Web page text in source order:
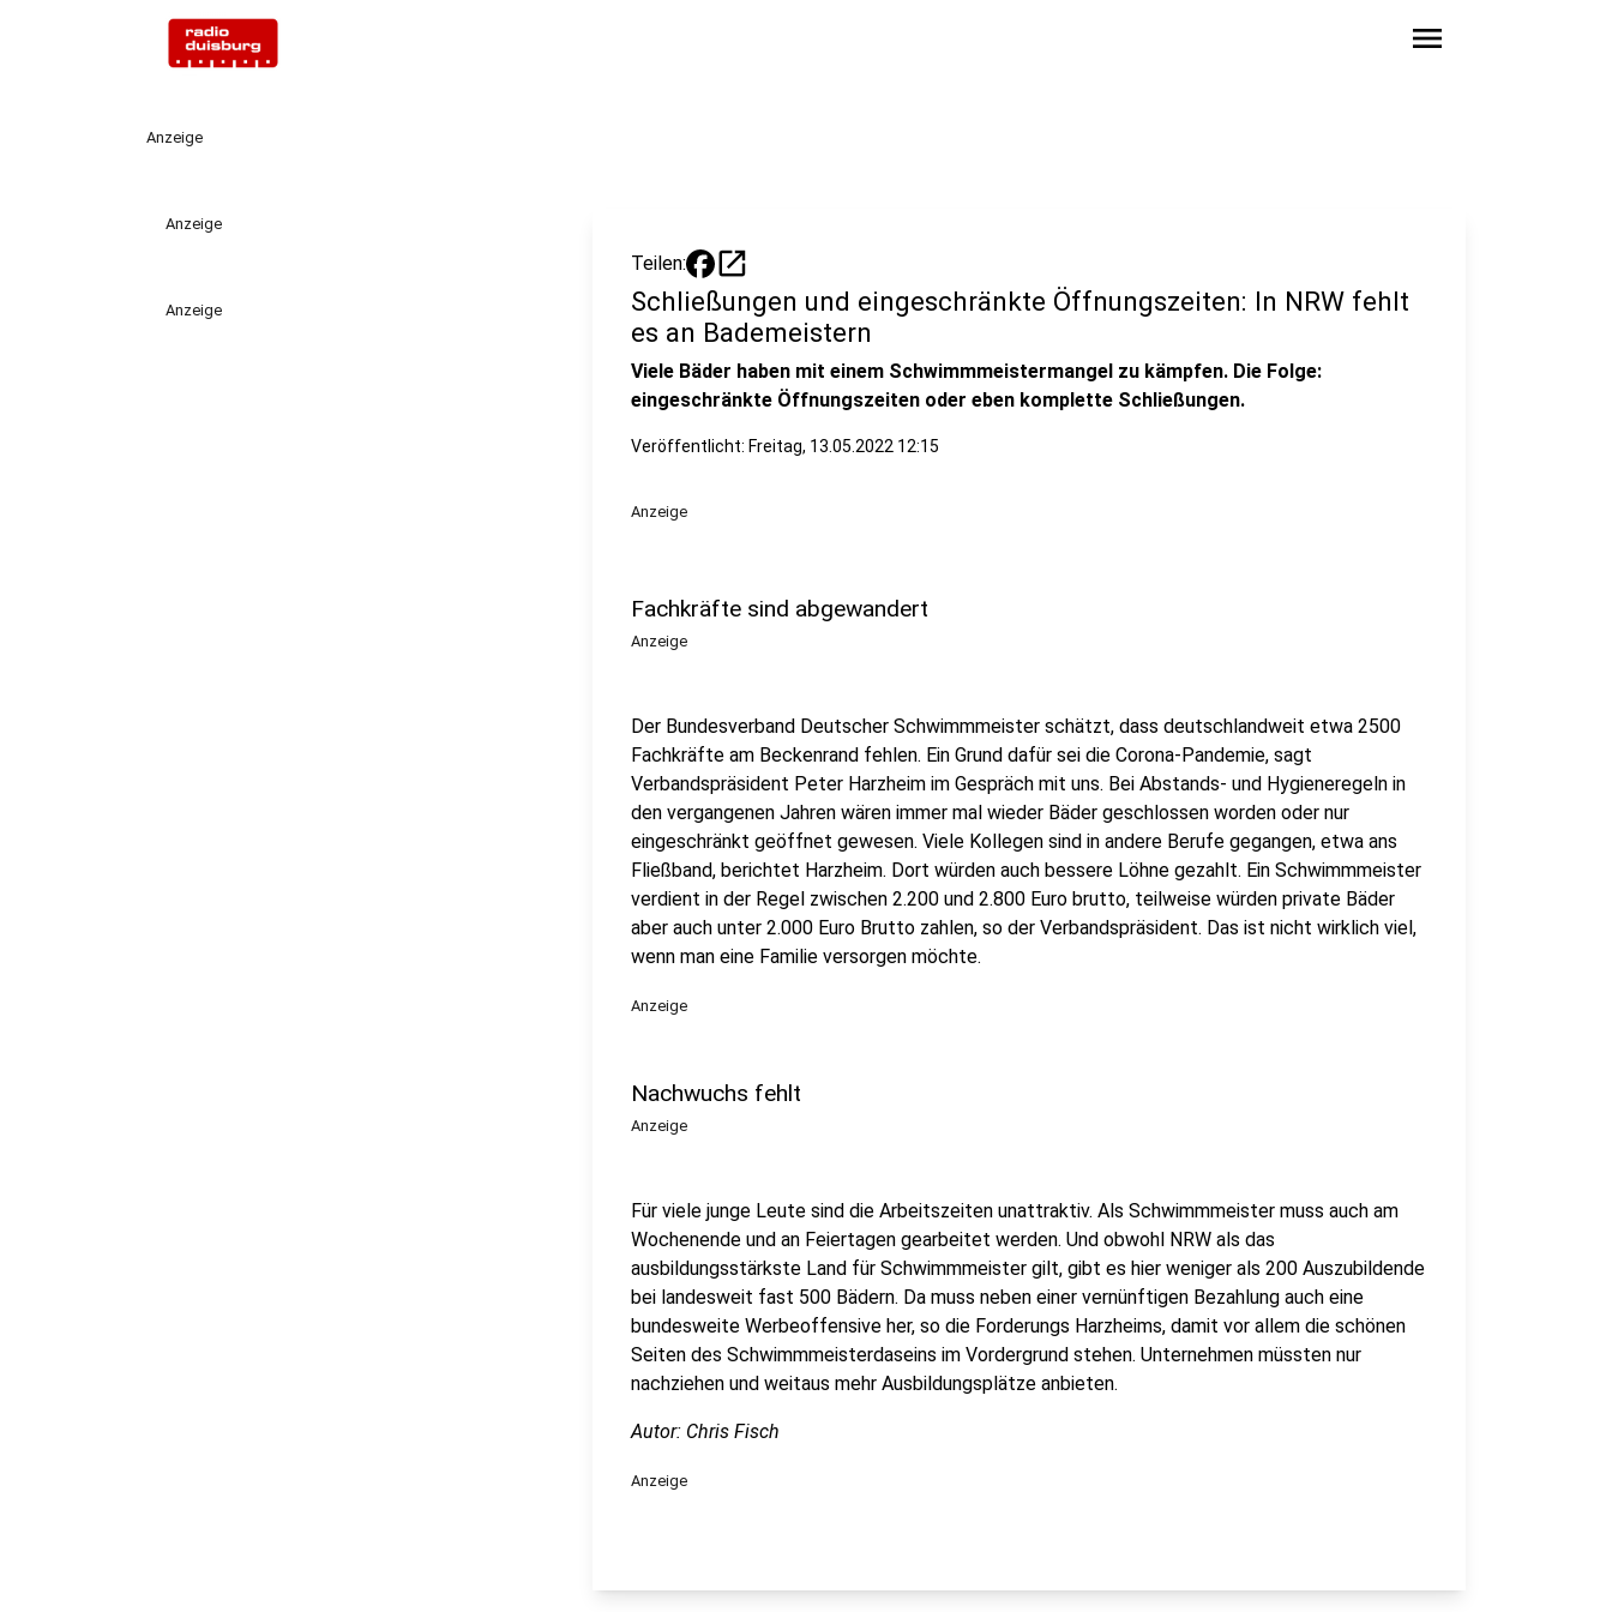
menu
Anzeige
Anzeige
Anzeige
Teilen: open_in_new
Schließungen und eingeschränkte Öffnungszeiten: In NRW fehlt
es an Bademeistern
Viele Bäder haben mit einem Schwimmmeistermangel zu kämpfen. Die Folge:
eingeschränkte Öffnungszeiten oder eben komplette Schließungen.
Veröffentlicht: Freitag, 13.05.2022 12:15
Anzeige
Fachkräfte sind abgewandert
Anzeige
Der Bundesverband Deutscher Schwimmmeister schätzt, dass deutschlandweit etwa 2500
Fachkräfte am Beckenrand fehlen. Ein Grund dafür sei die Corona-Pandemie, sagt
Verbandspräsident Peter Harzheim im Gespräch mit uns. Bei Abstands- und Hygieneregeln in
den vergangenen Jahren wären immer mal wieder Bäder geschlossen worden oder nur
eingeschränkt geöffnet gewesen. Viele Kollegen sind in andere Berufe gegangen, etwa ans
Fließband, berichtet Harzheim. Dort würden auch bessere Löhne gezahlt. Ein Schwimmmeister
verdient in der Regel zwischen 2.200 und 2.800 Euro brutto, teilweise würden private Bäder
aber auch unter 2.000 Euro Brutto zahlen, so der Verbandspräsident. Das ist nicht wirklich viel,
wenn man eine Familie versorgen möchte.
Anzeige
Nachwuchs fehlt
Anzeige
Für viele junge Leute sind die Arbeitszeiten unattraktiv. Als Schwimmmeister muss auch am
Wochenende und an Feiertagen gearbeitet werden. Und obwohl NRW als das
ausbildungsstärkste Land für Schwimmmeister gilt, gibt es hier weniger als 200 Auszubildende
bei landesweit fast 500 Bädern. Da muss neben einer vernünftigen Bezahlung auch eine
bundesweite Werbeoffensive her, so die Forderungs Harzheims, damit vor allem die schönen
Seiten des Schwimmmeisterdaseins im Vordergrund stehen. Unternehmen müssten nur
nachziehen und weitaus mehr Ausbildungsplätze anbieten.
Autor: Chris Fisch
Anzeige